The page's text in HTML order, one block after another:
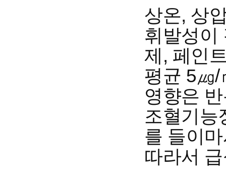
상온, 상
휘발성이
제, 페인
평균 5㎍/
영향은
조혈기능
를 들이
따라서